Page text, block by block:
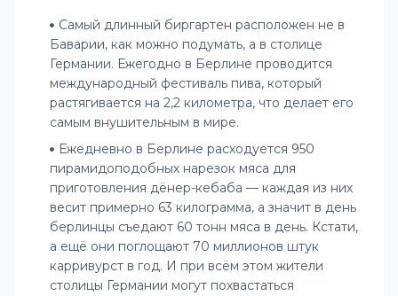
Самый длинный биргартен расположен не в
Баварии, как можно подумать, а в столице
Германии. Ежегодно в Берлине проводится
международный фестиваль пива, который
растягивается на 2,2 километра, что делает его
самым внушительным в мире.
Ежедневно в Берлине расходуется 950
пирамидоподобных нарезок мяса для
приготовления дёнер-кебаба — каждая из них
весит примерно 63 килограмма, а значит в день
берлинцы съедают 60 тонн мяса в день. Кстати,
а ещё они поглощают 70 миллионов штук
карривурст в год. И при всём этом жители
столицы Германии могут похвастаться